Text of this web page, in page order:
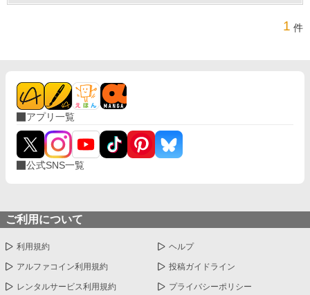
1 件
アプリ一覧
公式SNS一覧
ご利用について
利用規約 ヘルプ
アルファコイン利用規約 投稿ガイドライン
レンタルサービス利用規約 プライバシーポリシー